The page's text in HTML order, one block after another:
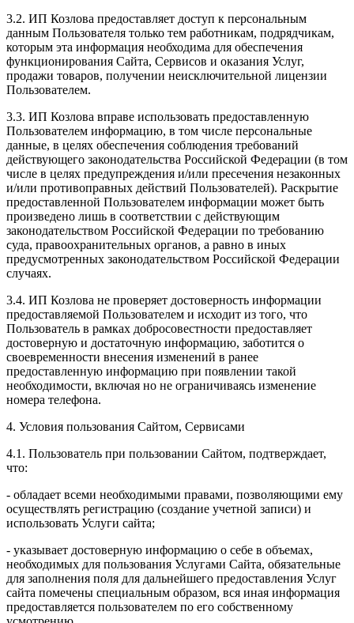
3.2. ИП Козлова предоставляет доступ к персональным
данным Пользователя только тем работникам, подрядчикам,
которым эта информация необходима для обеспечения
функционирования Сайта, Сервисов и оказания Услуг,
продажи товаров, получении неисключительной лицензии
Пользователем.
3.3. ИП Козлова вправе использовать предоставленную
Пользователем информацию, в том числе персональные
данные, в целях обеспечения соблюдения требований
действующего законодательства Российской Федерации (в том
числе в целях предупреждения и/или пресечения незаконных
и/или противоправных действий Пользователей). Раскрытие
предоставленной Пользователем информации может быть
произведено лишь в соответствии с действующим
законодательством Российской Федерации по требованию
суда, правоохранительных органов, а равно в иных
предусмотренных законодательством Российской Федерации
случаях.
3.4. ИП Козлова не проверяет достоверность информации
предоставляемой Пользователем и исходит из того, что
Пользователь в рамках добросовестности предоставляет
достоверную и достаточную информацию, заботится о
своевременности внесения изменений в ранее
предоставленную информацию при появлении такой
необходимости, включая но не ограничиваясь изменение
номера телефона.
4. Условия пользования Сайтом, Сервисами
4.1. Пользователь при пользовании Сайтом, подтверждает,
что:
- обладает всеми необходимыми правами, позволяющими ему
осуществлять регистрацию (создание учетной записи) и
использовать Услуги сайта;
- указывает достоверную информацию о себе в объемах,
необходимых для пользования Услугами Сайта, обязательные
для заполнения поля для дальнейшего предоставления Услуг
сайта помечены специальным образом, вся иная информация
предоставляется пользователем по его собственному